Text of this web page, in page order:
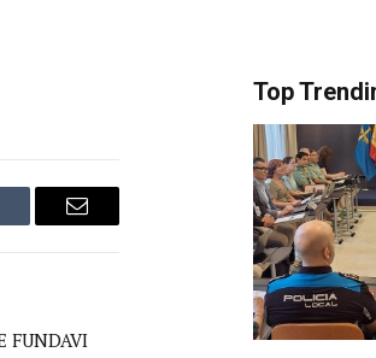
Correo
FUNDAVI
Top